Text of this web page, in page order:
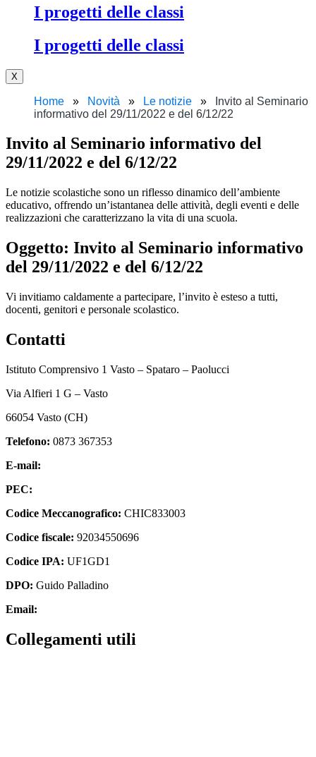
I progetti delle classi
I progetti delle classi
X
Home Novità Le notizie
Invito al Seminario
informativo del 29/11/2022 e del 6/12/22
Invito al Seminario informativo del
29/11/2022 e del 6/12/22
Le notizie scolastiche sono un riflesso dinamico dell’ambiente
educativo, offrendo un’istantanea delle attività, degli eventi e delle
realizzazioni che caratterizzano la vita di una scuola.
Oggetto: Invito al Seminario informativo
del 29/11/2022 e del 6/12/22
Vi invitiamo caldamente a partecipare, l’invito è esteso a tutti,
docenti, genitori e personale scolastico.
Contatti
Istituto Comprensivo 1 Vasto – Spataro – Paolucci
Via Alfieri 1 G – Vasto
66054 Vasto (CH)
Telefono: 0873 367353
E-mail:
PEC:
Codice Meccanografico: CHIC833003
Codice fiscale: 92034550696
Codice IPA: UF1GD1
DPO: Guido Palladino
Email:
Collegamenti utili